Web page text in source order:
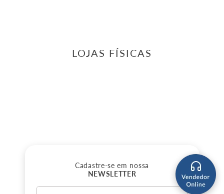
LOJAS FÍSICAS
Cadastre-se em nossa
NEWSLETTER